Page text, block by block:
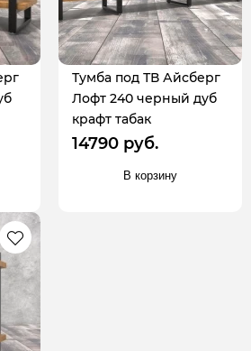
Тумба под ТВ Айсберг
Лофт 240 черный дуб
крафт табак
14790 руб.
В корзину